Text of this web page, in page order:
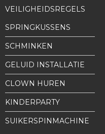
VEILIGHEIDSREGELS
SPRINGKUSSENS
SCHMINKEN
GELUID INSTALLATIE
CLOWN HUREN
KINDERPARTY
SUIKERSPINMACHINE